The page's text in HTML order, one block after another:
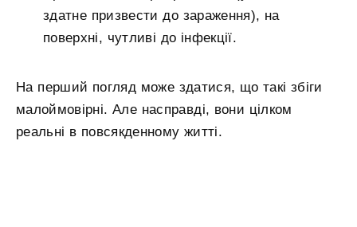
здатне призвести до зараження), на
поверхні, чутливі до інфекції.
На перший погляд може здатися, що такі збіги
малоймовірні. Але насправді, вони цілком
реальні в повсякденному житті.